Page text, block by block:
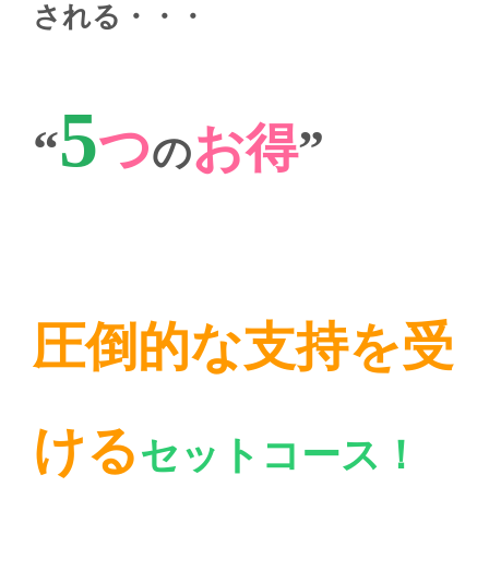
される・・・
“5つのお得”
圧倒的な支持を受
けるセットコース！